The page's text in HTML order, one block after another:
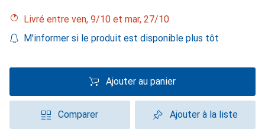
Livré entre ven, 9/10 et mar, 27/10
M'informer si le produit est disponible plus tôt
Ajouter au panier
Comparer Ajouter à la liste